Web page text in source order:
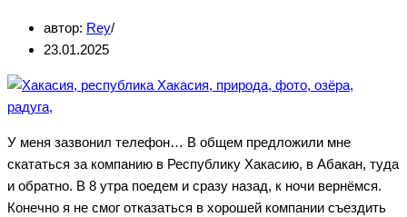
автор: Rey
23.01.2025
У меня зазвонил телефон… В общем предложили мне
скататься за компанию в Республику Хакасию, в Абакан, туда
и обратно. В 8 утра поедем и сразу назад, к ночи вернёмся.
Конечно я не смог отказаться в хорошей компании съездить